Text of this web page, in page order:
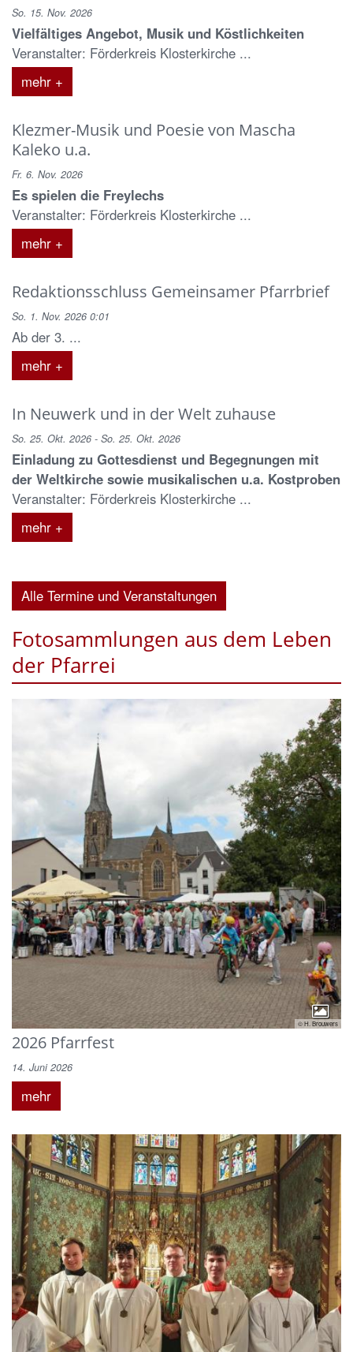
So. 15. Nov. 2026
Vielfältiges Angebot, Musik und Köstlichkeiten
Veranstalter: Förderkreis Klosterkirche ...
mehr +
Klezmer-Musik und Poesie von Mascha
Kaleko u.a.
Fr. 6. Nov. 2026
Es spielen die Freylechs
Veranstalter: Förderkreis Klosterkirche ...
mehr +
Redaktionsschluss Gemeinsamer Pfarrbrief
So. 1. Nov. 2026 0:01
Ab der 3. ...
mehr +
In Neuwerk und in der Welt zuhause
So. 25. Okt. 2026 - So. 25. Okt. 2026
Einladung zu Gottesdienst und Begegnungen mit
der Weltkirche sowie musikalischen u.a. Kostproben
Veranstalter: Förderkreis Klosterkirche ...
mehr +
Alle Termine und Veranstaltungen
Fotosammlungen aus dem Leben
der Pfarrei
© H. Brouwers
2026 Pfarrfest
14. Juni 2026
mehr